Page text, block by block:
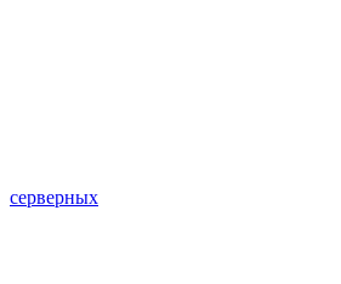
серверных